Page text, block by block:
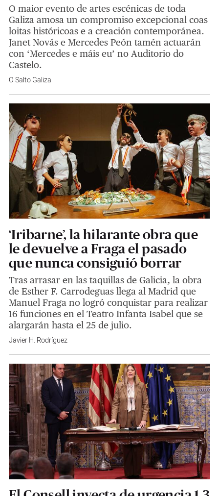
O maior evento de artes escénicas de toda
Galiza amosa un compromiso excepcional coas
loitas históricoas e a creación contemporánea.
Janet Novás e Mercedes Peón tamén actuarán
con ‘Mercedes e máis eu’ no Auditorio do
Castelo.
O Salto Galiza
‘Iribarne’, la hilarante obra que
le devuelve a Fraga el pasado
que nunca consiguió borrar
Tras arrasar en las taquillas de Galicia, la obra
de Esther F. Carrodeguas llega al Madrid que
Manuel Fraga no logró conquistar para realizar
16 funciones en el Teatro Infanta Isabel que se
alargarán hasta el 25 de julio.
Javier H. Rodríguez